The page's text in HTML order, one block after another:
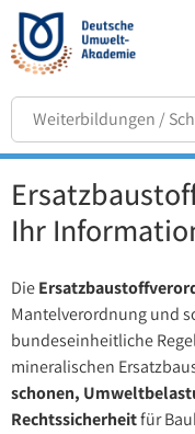
Ihr
Die
Mantelverordnung und
bundeseinheitliche
mineralischen
schonen,
Rechtssicherheitfür